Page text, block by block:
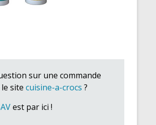
sur une commande
site cuisine-a-crocs ?
est par ici !